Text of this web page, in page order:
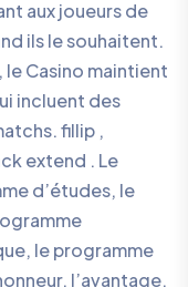
aux joueurs de
ils le souhaitent.
Casino maintient
incluent des
fillip ,
extend . Le
d’études, le
le programme
l’avantage,